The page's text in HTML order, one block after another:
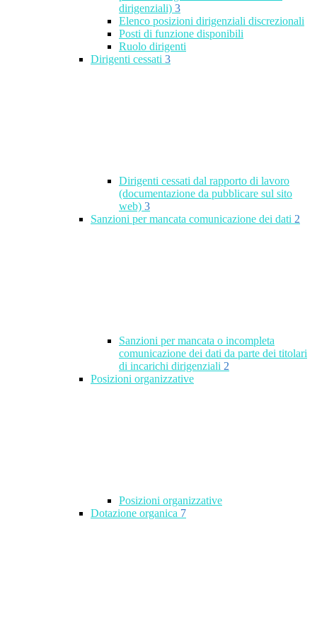
dirigenziali) 3
Elenco posizioni dirigenziali discrezionali
Posti di funzione disponibili
Ruolo dirigenti
Dirigenti cessati 3
Dirigenti cessati dal rapporto di lavoro
(documentazione da pubblicare sul sito
web) 3
Sanzioni per mancata comunicazione dei dati 2
Sanzioni per mancata o incompleta
comunicazione dei dati da parte dei titolari
di incarichi dirigenziali 2
Posizioni organizzative
Posizioni organizzative
Dotazione organica 7